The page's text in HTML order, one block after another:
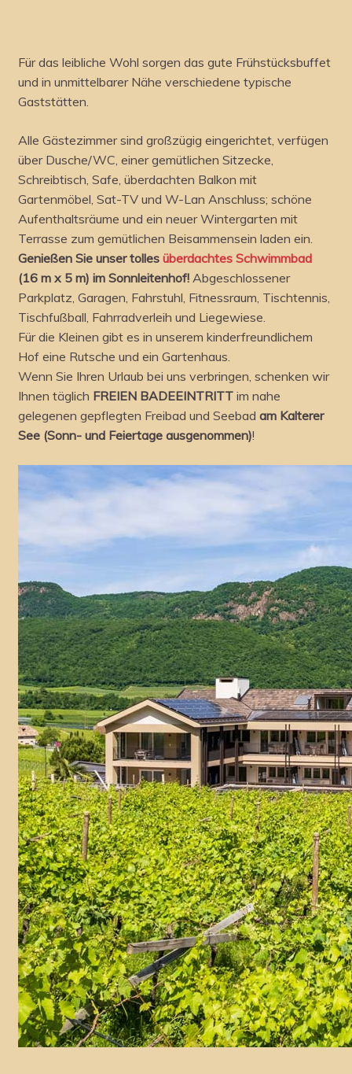
Für das leibliche Wohl sorgen das gute Frühstücksbuffet
und in unmittelbarer Nähe verschiedene typische
Gaststätten.
Alle Gästezimmer sind großzügig eingerichtet, verfügen
über Dusche/WC, einer gemütlichen Sitzecke,
Schreibtisch, Safe, überdachten Balkon mit
Gartenmöbel, Sat-TV und W-Lan Anschluss; schöne
Aufenthaltsräume und ein neuer Wintergarten mit
Terrasse zum gemütlichen Beisammensein laden ein.
Genießen Sie unser tollesüberdachtes Schwimmbad
(16 m x 5 m) im Sonnleitenhof!Abgeschlossener
Parkplatz, Garagen, Fahrstuhl, Fitnessraum, Tischtennis,
Tischfußball, Fahrradverleih und Liegewiese.
Für die Kleinen gibt es in unserem kinderfreundlichem
Hof eine Rutsche und ein Gartenhaus.
Wenn Sie Ihren Urlaub bei uns verbringen, schenken wir
Ihnen täglich FREIEN BADEEINTRITT im nahe
gelegenen gepflegten Freibad und Seebad am Kalterer
See (Sonn- und Feiertage ausgenommen)!